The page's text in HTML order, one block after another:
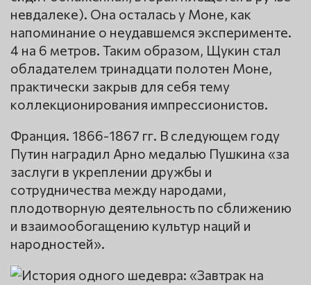
невдалеке). Она осталась у Моне, как
напоминание о неудавшемся эксперименте.
4 на 6 метров. Таким образом, Щукин стал
обладателем тринадцати полотен Моне,
практически закрыв для себя тему
коллекционирования импрессионистов.
Франция. 1866-1867 гг. В следующем году
Путин наградил Арно медалью Пушкина «за
заслуги в укреплении дружбы и
сотрудничества между народами,
плодотворную деятельность по сближению
и взаимообогащению культур наций и
народностей».